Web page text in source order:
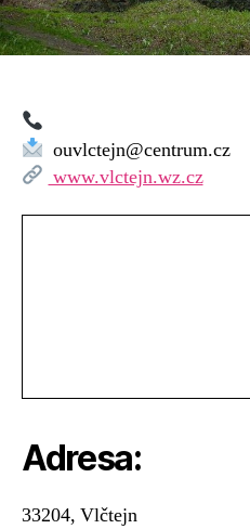
ouvlctejn@centrum.cz
www.vlctejn.wz.cz
Adresa:
33204, Vlčtejn